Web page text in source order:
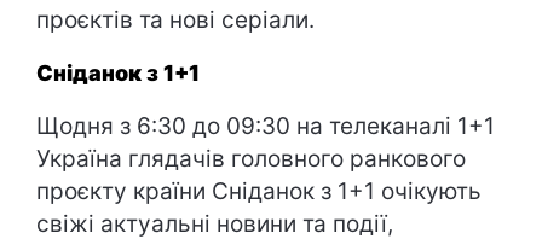
проєктів та нові серіали.
Сніданок з 1+1
Щодня з 6:30 до 09:30 на телеканалі 1+1
Україна глядачів головного ранкового
проєкту країни Сніданок з 1+1 очікують
свіжі актуальні новини та події,